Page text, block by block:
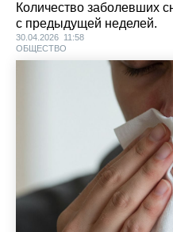
Количество заболевших
с предыдущей неделей.
30.04.2026 11:58
ОБЩЕСТВО